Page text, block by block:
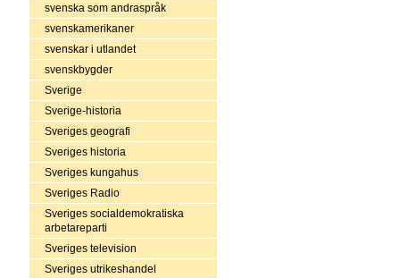
svenska som andraspråk
svenskamerikaner
svenskar i utlandet
svenskbygder
Sverige
Sverige-historia
Sveriges geografi
Sveriges historia
Sveriges kungahus
Sveriges Radio
Sveriges socialdemokratiska
arbetareparti
Sveriges television
Sveriges utrikeshandel